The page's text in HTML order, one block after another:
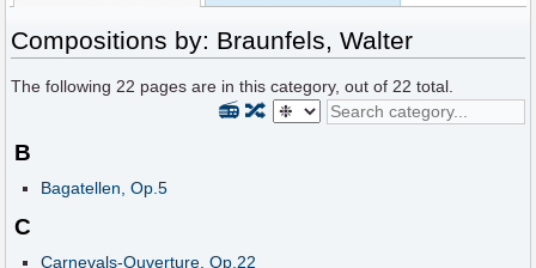
Compositions by: Braunfels, Walter
The following 22 pages are in this category, out of 22 total.
🔀
📻
B
Bagatellen, Op.5
C
Carnevals-Ouverture, Op.22